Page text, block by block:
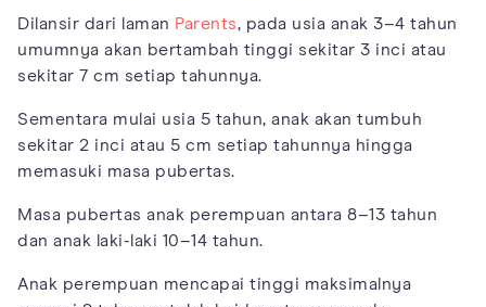
Dilansir dari laman Parents, pada usia anak 3–4 tahun
umumnya akan bertambah tinggi sekitar 3 inci atau
sekitar 7 cm setiap tahunnya.
Sementara mulai usia 5 tahun, anak akan tumbuh
sekitar 2 inci atau 5 cm setiap tahunnya hingga
memasuki masa pubertas.
Masa pubertas anak perempuan antara 8–13 tahun
dan anak laki-laki 10–14 tahun.
Anak perempuan mencapai tinggi maksimalnya